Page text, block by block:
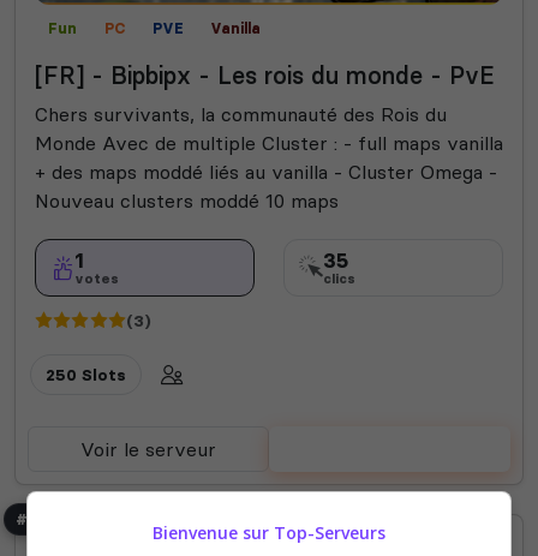
Fun PC PVE Vanilla
[FR] - Bipbipx - Les rois du monde - PvE
Chers survivants, la communauté des Rois du
Monde Avec de multiple Cluster : - full maps vanilla
+ des maps moddé liés au vanilla - Cluster Omega -
Nouveau clusters moddé 10 maps
1
votes
35
clics
(3)
250 Slots
Voir le serveur
#5
Bienvenue sur Top-Serveurs